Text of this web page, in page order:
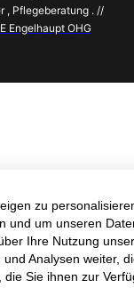
, Pflegeberatung . //
Engelhaupt OHG
zu
und um unseren
Ihre Nutzung
Analysen weiter,
Sie ihnen zur